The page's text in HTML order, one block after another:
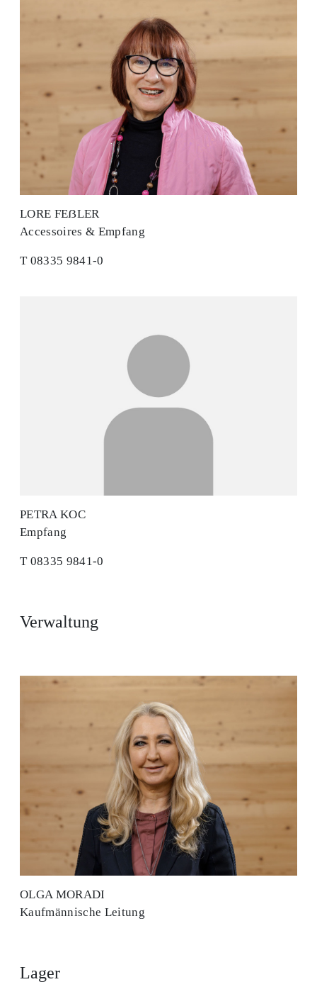
LORE FEẞLER
Accessoires & Empfang
T 08335 9841-0
PETRA KOC
Empfang
T 08335 9841-0
Verwaltung
OLGA MORADI
Kaufmännische Leitung
Lager